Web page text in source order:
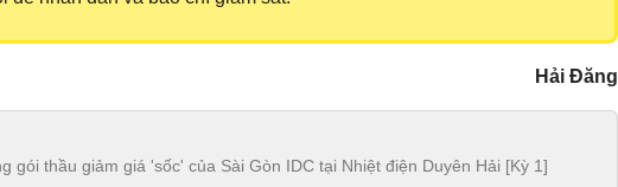
Hải Đăng
gói thầu giảm giá 'sốc' của Sài Gòn IDC tại Nhiệt điện Duyên Hải [Kỳ 1]